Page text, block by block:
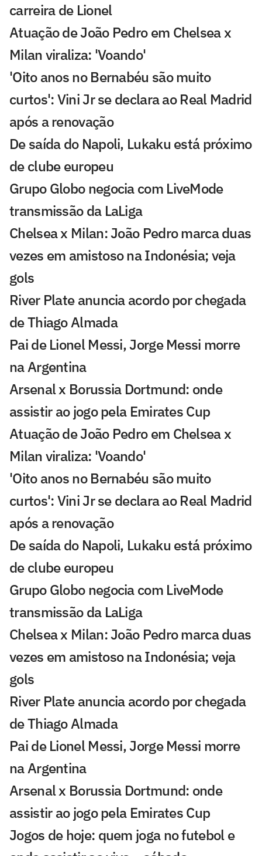
carreira de Lionel
Atuação de João Pedro em Chelsea x
Milan viraliza: 'Voando'
'Oito anos no Bernabéu são muito
curtos': Vini Jr se declara ao Real Madrid
após a renovação
De saída do Napoli, Lukaku está próximo
de clube europeu
Grupo Globo negocia com LiveMode
transmissão da LaLiga
Chelsea x Milan: João Pedro marca duas
vezes em amistoso na Indonésia; veja
gols
River Plate anuncia acordo por chegada
de Thiago Almada
Pai de Lionel Messi, Jorge Messi morre
na Argentina
Arsenal x Borussia Dortmund: onde
assistir ao jogo pela Emirates Cup
Atuação de João Pedro em Chelsea x
Milan viraliza: 'Voando'
'Oito anos no Bernabéu são muito
curtos': Vini Jr se declara ao Real Madrid
após a renovação
De saída do Napoli, Lukaku está próximo
de clube europeu
Grupo Globo negocia com LiveMode
transmissão da LaLiga
Chelsea x Milan: João Pedro marca duas
vezes em amistoso na Indonésia; veja
gols
River Plate anuncia acordo por chegada
de Thiago Almada
Pai de Lionel Messi, Jorge Messi morre
na Argentina
Arsenal x Borussia Dortmund: onde
assistir ao jogo pela Emirates Cup
Jogos de hoje: quem joga no futebol e